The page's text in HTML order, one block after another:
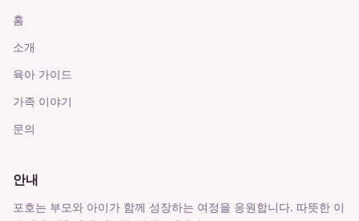
홈
소개
육아 가이드
가족 이야기
문의
안내
포호는 부모와 아이가 함께 성장하는 여정을 응원합니다. 따뜻한 이